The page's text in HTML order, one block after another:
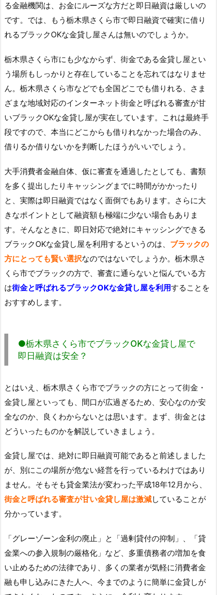
る金融機関は、お金にルーズな方だと即日融資は厳しいの
です。では、もう栃木県さくら市で即日融資で確実に借り
れるブラックOKな金貸し屋さんは無いのでしょうか。
栃木県さくら市にも少なからず、街金である金貸し屋とい
う場所もしっかりと存在していることを忘れてはなりませ
ん。栃木県さくら市などでも全国どこでも借りれる、さま
ざまな地域対応のインターネット街金と呼ばれる審査が甘
いブラックOKな金貸し屋が実在しています。これは最終手
段ですので、本当にどこからも借りれなかった場合のみ、
借りるか借りないかを判断したほうがいいでしょう。
大手消費者金融自体、仮に審査を通過したとしても、書類
を多く提出したりキャッシングまでに時間がかかったり
と、実際は即日融資ではなく面倒でもあります。さらに大
きなポイントとして融資額も極端に少ない場合もありま
す。そんなときに、即日対応で絶対にキャッシングできる
ブラックOKな金貸し屋を利用するというのは、 ブラックの
方にとっても賢い選択なのではないでしょうか。栃木県さ
くら市でブラックの方で、審査に通らないと悩んでいる方
は街金と呼ばれるブラックOKな金貸し屋を利用することを
おすすめします。
●栃木県さくら市でブラックOKな金貸し屋で
即日融資は安全？
とはいえ、栃木県さくら市でブラックの方にとって街金・
金貸し屋といっても、間口が広過ぎるため、安心なのか安
全なのか、良くわからないとは思います。まず、街金とは
どういったものかを解説していきましょう。
金貸し屋では、絶対に即日融資可能であると前述しました
が、別にこの場所が危ない経営を行っているわけではあり
ません。そもそも貸金業法が変わった平成18年12月から、
街金と呼ばれる審査が甘い金貸し屋は激減していることが
分かっています。
「グレーゾーン金利の廃止」と「過剰貸付の抑制」、「貸
金業への参入規制の厳格化」など、多重債務者の増加を食
い止めるための法律であり、多くの業者が気軽に消費者金
融も申し込みにきた人へ、今までのように簡単に金貸しが